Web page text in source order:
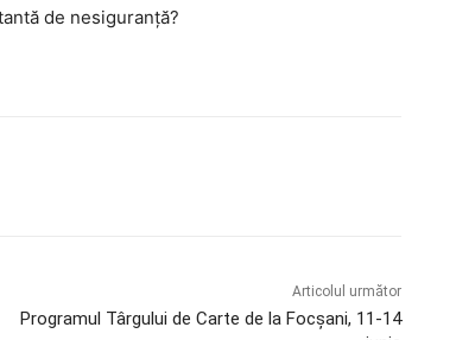
de nesiguranță?
Articolul următor
Programul Târgului de Carte de la Focșani, 11-14